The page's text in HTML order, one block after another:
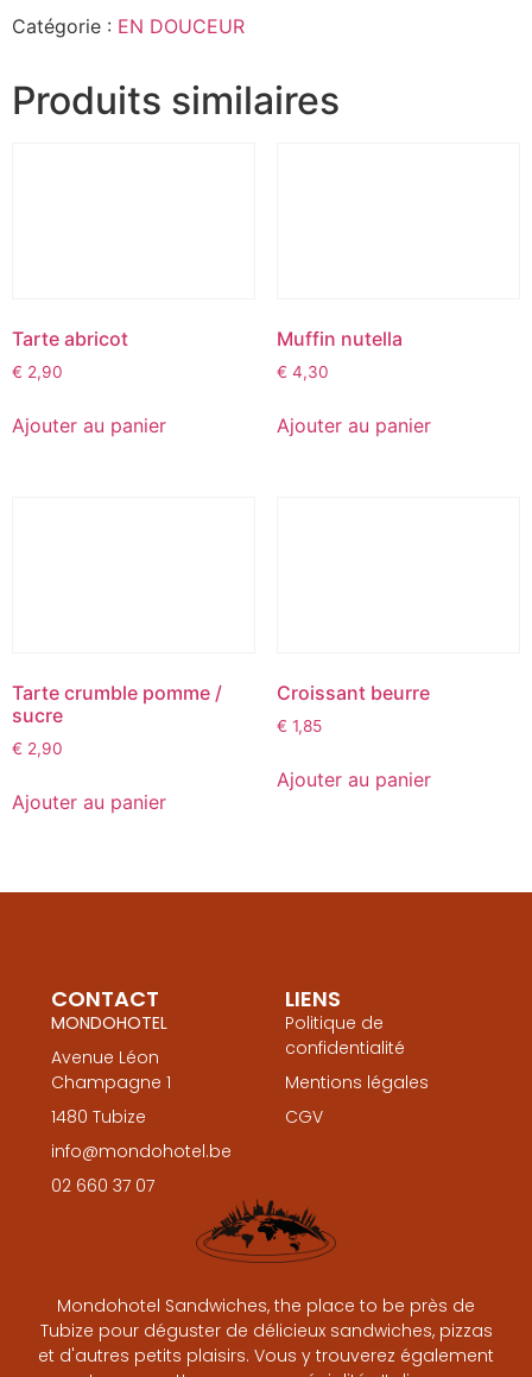
Catégorie : EN DOUCEUR
Produits similaires
Tarte abricot
€ 2,90
Ajouter au panier
Muffin nutella
€ 4,30
Ajouter au panier
Tarte crumble pomme /
sucre
€ 2,90
Ajouter au panier
Croissant beurre
€ 1,85
Ajouter au panier
Mondohotel Sandwiches, the place to be près de
Tubize pour déguster de délicieux sandwiches, pizzas
et d'autres petits plaisirs. Vous y trouverez également
CONTACT
MONDOHOTEL
Avenue Léon
Champagne 1
1480 Tubize
info@mondohotel.be
02 660 37 07
LIENS
Politique de
confidentialité
Mentions légales
CGV